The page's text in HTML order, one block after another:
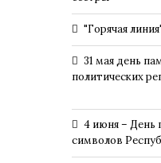
"Горячая
31 мая день
политических
4 июня – День
символов